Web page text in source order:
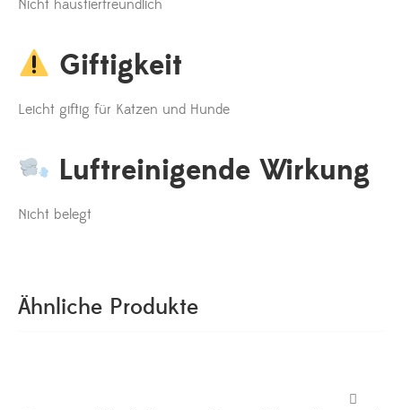
Nicht haustierfreundlich
Giftigkeit
Leicht giftig für Katzen und Hunde
Luftreinigende Wirkung
Nicht belegt
Ähnliche Produkte